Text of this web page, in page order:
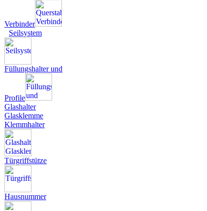
Verbinder
Seilsystem
Füllungshalter und
Profile
Glashalter
Glasklemme
Klemmhalter
Türgriffstütze
Hausnummer